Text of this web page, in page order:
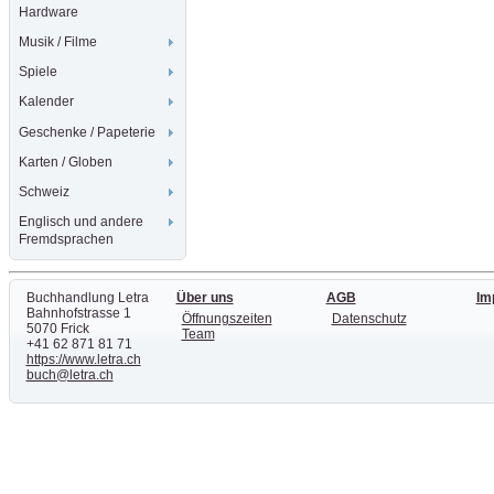
Hardware
Musik / Filme
Spiele
Kalender
Geschenke / Papeterie
Karten / Globen
Schweiz
Englisch und andere
Fremdsprachen
Buchhandlung Letra
Bahnhofstrasse 1
5070 Frick
+41 62 871 81 71
https://www.letra.ch
buch@letra.ch
Über uns
Öffnungszeiten
Team
AGB
Datenschutz